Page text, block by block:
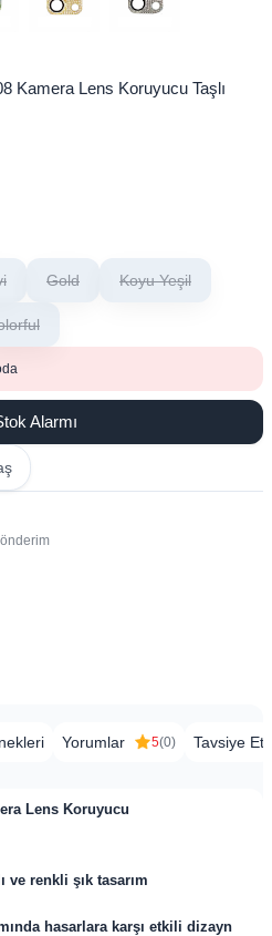
​​​​Kamera Lens Koruyucu Taşlı
Gold Koyu Yeşil
Alarmı
Yorumlar 5(0) Tavsiye Et
Lens Koruyucu
ve renkli şık tasarım
hasarlara karşı etkili dizayn